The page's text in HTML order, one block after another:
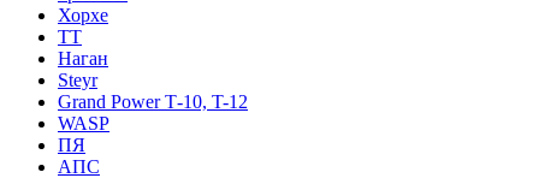
Хорхе
ТТ
Наган
Steyr
Grand Power Т-10, T-12
WASP
ПЯ
АПС